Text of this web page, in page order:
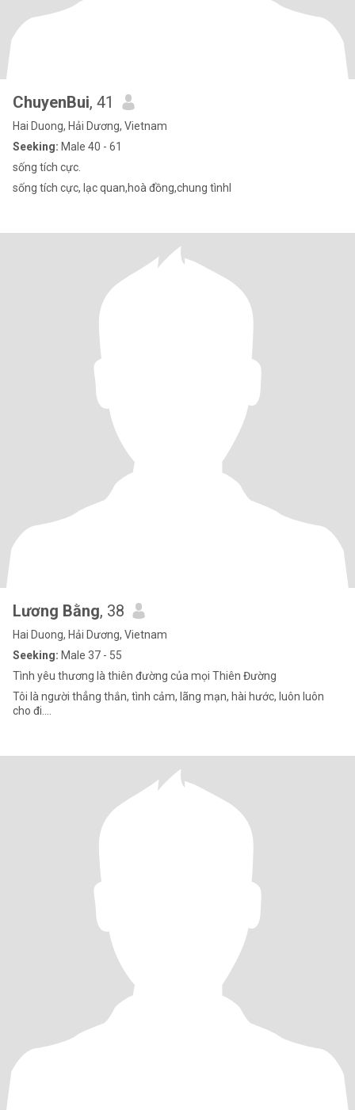
ChuyenBui, 41
Hai Duong, Hải Dương, Vietnam
Seeking: Male 40 - 61
sống tích cực.
sống tích cực, lạc quan,hoà đồng,chung tìnhl
Lương Bằng, 38
Hai Duong, Hải Dương, Vietnam
Seeking: Male 37 - 55
Tình yêu thương là thiên đường của mọi Thiên Đường
Tôi là người thẳng thắn, tình cảm, lãng mạn, hài hước, luôn luôn
cho đi....